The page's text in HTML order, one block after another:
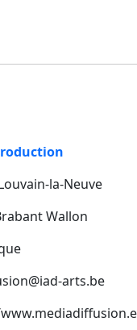
la-Neuve
Wallon
arts.be